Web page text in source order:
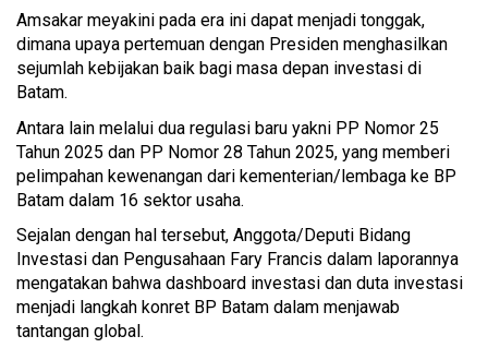
Amsakar meyakini pada era ini dapat menjadi tonggak,
dimana upaya pertemuan dengan Presiden menghasilkan
sejumlah kebijakan baik bagi masa depan investasi di
Batam.
Antara lain melalui dua regulasi baru yakni PP Nomor 25
Tahun 2025 dan PP Nomor 28 Tahun 2025, yang memberi
pelimpahan kewenangan dari kementerian/lembaga ke BP
Batam dalam 16 sektor usaha.
Sejalan dengan hal tersebut, Anggota/Deputi Bidang
Investasi dan Pengusahaan Fary Francis dalam laporannya
mengatakan bahwa dashboard investasi dan duta investasi
menjadi langkah konret BP Batam dalam menjawab
tantangan global.